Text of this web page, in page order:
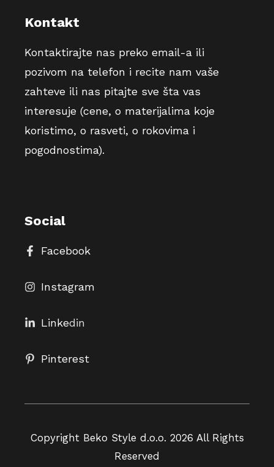
Kontakt
Kontaktirajte nas preko email-a ili
pozivom na telefon i recite nam vaše
zahteve ili nas pitajte sve šta vas
interesuje (cene, o materijalima koje
koristimo, o rasveti, o rokovima i
pogodnostima).
Social
Facebook
Instagram
Linkedin
Pinterest
Copyright Beko Style d.o.o. 2026 All Rights
Reserved